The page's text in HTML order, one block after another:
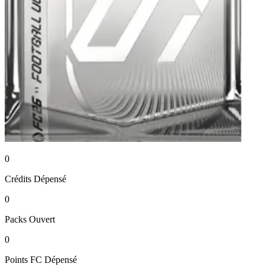
0
Crédits Dépensé
0
Packs Ouvert
0
Points FC Dépensé